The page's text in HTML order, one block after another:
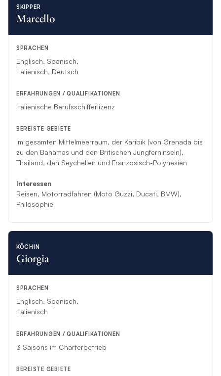
SKIPPER
Marcello
SPRACHEN
Englisch, Spanisch,
Italienisch, Deutsch
ERFAHRUNGEN / QUALIFIKATIONEN
Italienische Berufsschifferlizenz
BEREISTE GEBIETE
Im gesamten Mittelmeerraum, der Karibik (von Grenada bis
zu den Bahamas und den Britischen Jungferninseln),
Thailand, den Seychellen und Französisch-Polynesien
Interessen
Reisen, Motorradfahren (Moto Guzzi, Ducati, BMW),
Philosophie
KÖCHIN
Giorgia
SPRACHEN
Englisch, Spanisch,
Italienisch
ERFAHRUNGEN / QUALIFIKATIONEN
3 Saisons im Charterbetrieb
BEREISTE GEBIETE